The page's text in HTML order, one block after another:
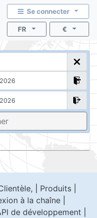
Se connecter
FR €
Produits|
à la chaîne
de développement